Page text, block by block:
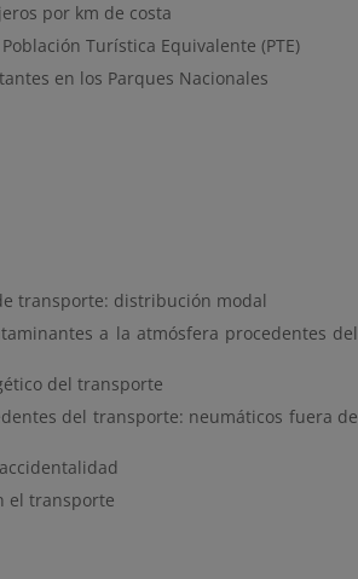
por km de costa
Turística Equivalente (PTE)
en los Parques Nacionales
transporte: distribución modal
a la atmósfera procedentes del
del transporte
del transporte: neumáticos fuera de
el transporte